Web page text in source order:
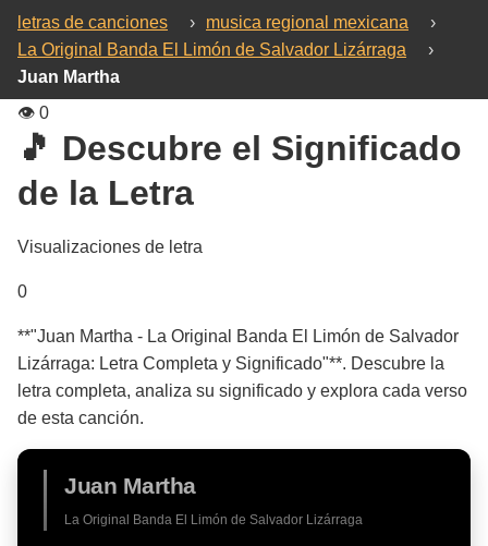
letras de canciones › musica regional mexicana
›
La Original Banda El Limón de Salvador Lizárraga
›
Juan Martha
👁️ 0
🎵 Descubre el Significado
de la Letra
Visualizaciones de letra
0
**"Juan Martha - La Original Banda El Limón de Salvador
Lizárraga: Letra Completa y Significado"**. Descubre la
letra completa, analiza su significado y explora cada verso
de esta canción.
Juan Martha
La Original Banda El Limón de Salvador Lizárraga